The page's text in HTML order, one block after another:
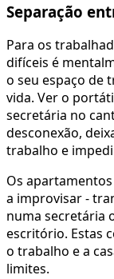
Separação
Para os
difíceis é
o seu espaço de
vida. Ver o
secretária no
desconexão,
trabalho e
Os
a improvisar -
numa secretária
escritório. Estas
o trabalho e a
limites.